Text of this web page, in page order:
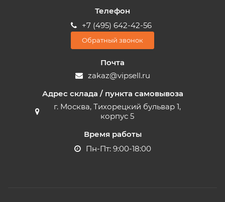
Телефон
+7 (495) 642-42-56
Обратный звонок
Почта
zakaz@vipsell.ru
Адрес склада / пункта самовывоза
г. Москва, Тихорецкий бульвар 1,
корпус 5
Время работы
Пн-Пт: 9:00-18:00